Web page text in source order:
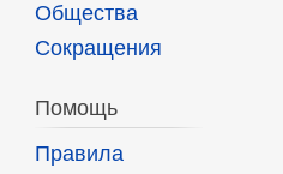
Общества
Сокращения
Помощь
Правила